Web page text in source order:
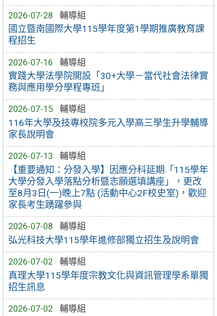
2026-07-28 輔導組
國立暨南國際大學115學年度第1學期推廣教育課
程招生
2026-07-16 輔導組
實踐大學法學院開設「30+大學－當代社會法律實
務與應用學分學程專班」
2026-07-15 輔導組
116年大學及技專校院多元入學高三學生升學輔導
家長說明會
2026-07-13 輔導組
【重要通知：分發入學】因應分科延期「115學年
大學分發入學落點分析暨志願選填講座」，更改
至8月3日(一)晚上7點 (活動中心2F校史室)，歡迎
家長考生踴躍參與
2026-07-08 輔導組
弘光科技大學115學年進修部獨立招生及說明會
2026-07-02 輔導組
真理大學115學年度宗教文化與資訊管理學系單獨
招生訊息
2026-07-02 輔導組